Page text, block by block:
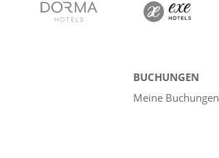
BUCHUNGEN
Meine Buchungen